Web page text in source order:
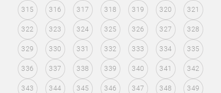
315 316 317 318 319 320 321
322 323 324 325 326 327 328
329 330 331 332 333 334 335
336 337 338 339 340 341 342
343 344 345 346 347 348 349